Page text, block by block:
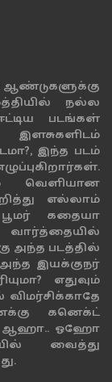
ஆண்டுகளுக்கு
நல்ல
படங்கள்
இந்த படம்
வெளியான
எல்லாம்
கதையா
அந்த படத்தில்
அந்த இயக்குநர்
எதுவும்
கனெக்ட்
ஆஹா.. ஓஹோ
வைத்து